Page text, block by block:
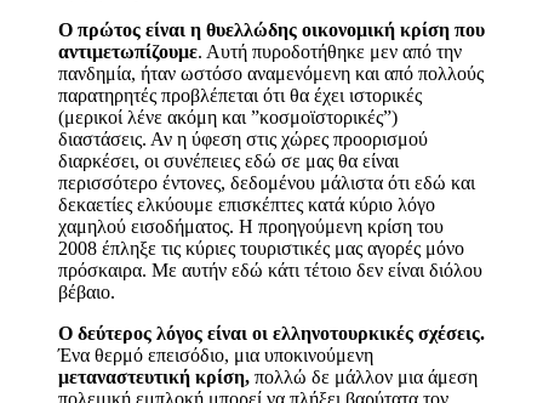
Ο πρώτος είναι η θυελλώδης οικονομική κρίση που
αντιμετωπίζουμε. Αυτή πυροδοτήθηκε μεν από την
πανδημία, ήταν ωστόσο αναμενόμενη και από πολλούς
παρατηρητές προβλέπεται ότι θα έχει ιστορικές
(μερικοί λένε ακόμη και ”κοσμοϊστορικές”)
διαστάσεις. Αν η ύφεση στις χώρες προορισμού
διαρκέσει, οι συνέπειες εδώ σε μας θα είναι
περισσότερο έντονες, δεδομένου μάλιστα ότι εδώ και
δεκαετίες ελκύουμε επισκέπτες κατά κύριο λόγο
χαμηλού εισοδήματος. Η προηγούμενη κρίση του
2008 έπληξε τις κύριες τουριστικές μας αγορές μόνο
πρόσκαιρα. Με αυτήν εδώ κάτι τέτοιο δεν είναι διόλου
βέβαιο.
Ο δεύτερος λόγος είναι οι ελληνοτουρκικές σχέσεις.
Ένα θερμό επεισόδιο, μια υποκινούμενη
μεταναστευτική κρίση, πολλώ δε μάλλον μια άμεση
πολεμική εμπλοκή μπορεί να πλήξει βαρύτατα τον